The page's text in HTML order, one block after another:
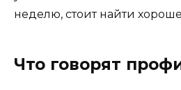
неделю, стоит найти
Что говорят